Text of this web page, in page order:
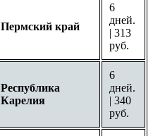
Пермский край
6
дней.
| 313
руб.
Республика
Карелия
6
дней.
| 340
руб.